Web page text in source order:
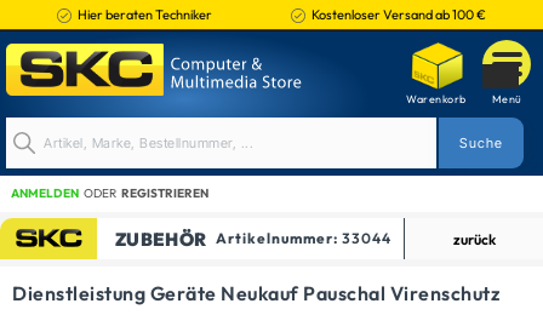
Hier beraten Techniker Kostenloser Versand ab 100 €
ANMELDEN ODER REGISTRIEREN
ZUBEHÖR
PC
Artikelnummer: 33044 zurück
Dienstleistung Geräte Neukauf Pauschal Virenschutz